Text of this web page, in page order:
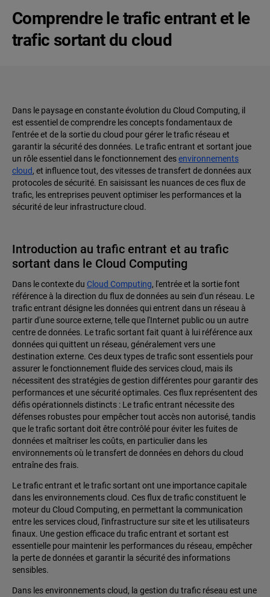
Comprendre le trafic entrant et le
trafic sortant du cloud
Dans le paysage en constante évolution du Cloud Computing, il
est essentiel de comprendre les concepts fondamentaux de
l'entrée et de la sortie du cloud pour gérer le trafic réseau et
garantir la sécurité des données. Le trafic entrant et sortant joue
un rôle essentiel dans le fonctionnement desenvironnements
cloud, et influence tout, des vitesses de transfert de données aux
protocoles de sécurité. En saisissant les nuances de ces flux de
trafic, les entreprises peuvent optimiser les performances et la
sécurité de leur infrastructure cloud.
Introduction au trafic entrant et au trafic
sortant dans le Cloud Computing
Dans le contexte du Cloud Computing, l'entrée et la sortie font
référence à la direction du flux de données au sein d'un réseau. Le
trafic entrant désigne les données qui entrent dans un réseau à
partir d'une source externe, telle que l'Internet public ou un autre
centre de données. Le trafic sortant fait quant à lui référence aux
données qui quittent un réseau, généralement vers une
destination externe. Ces deux types de trafic sont essentiels pour
assurer le fonctionnement fluide des services cloud, mais ils
nécessitent des stratégies de gestion différentes pour garantir des
performances et une sécurité optimales. Ces flux représentent des
défis opérationnels distincts : Le trafic entrant nécessite des
défenses robustes pour empêcher tout accès non autorisé, tandis
que le trafic sortant doit être contrôlé pour éviter les fuites de
données et maîtriser les coûts, en particulier dans les
environnements où le transfert de données en dehors du cloud
entraîne des frais.
Le trafic entrant et le trafic sortant ont une importance capitale
dans les environnements cloud. Ces flux de trafic constituent le
moteur du Cloud Computing, en permettant la communication
entre les services cloud, l'infrastructure sur site et les utilisateurs
finaux. Une gestion efficace du trafic entrant et sortant est
essentielle pour maintenir les performances du réseau, empêcher
la perte de données et garantir la sécurité des informations
sensibles.
Dans les environnements cloud, la gestion du trafic réseau est une